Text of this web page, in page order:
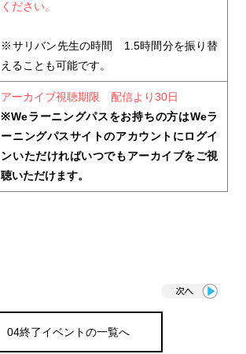
ください。
※サリバン先生の時間 1.5時間分を振り替
えることも可能です。
アーカイブ視聴期限 配信より30日
※Weラーニングパスをお持ちの方はWeラ
ーニングパスサイトのアカウントにログイ
ンいただければいつでもアーカイブをご視
聴いただけます。
04終了イベントの一覧へ